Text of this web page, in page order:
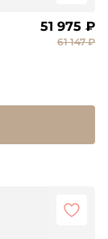
51 975 ₽
61 147 ₽